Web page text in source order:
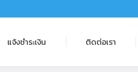
แจ้งชำระเงิน ติดต่อเรา
งชำระเงิน ติดต่อเรา